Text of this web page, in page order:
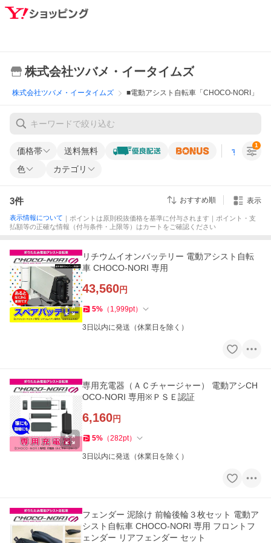
株式会社ツバメ・イータイムズ
株式会社ツバメ・イータイムズ ■電動アシスト自転車「CHOCO-NORI」
価格帯 送料無料 すべての条
色 カテゴリ
1
3件 おすすめ順 表示
表示情報について ｜ポイントは原則税抜価格を基準に付与されます｜ポイント・支
払額等の正確な情報（付与条件・上限等）はカートをご確認ください
リチウムイオンバッテリー 電動アシスト自転
車 CHOCO-NORI 専用
43,560円
5% （ 1,999pt）
3日以内に発送（休業日を除く）
専用充電器（ＡＣチャージャー） 電動アシCH
OCO-NORI 専用※ＰＳＥ認証
6,160円
5% （282pt）
3日以内に発送（休業日を除く）
フェンダー 泥除け 前輪後輪３枚セット 電動ア
シスト自転車 CHOCO-NORI 専用 フロントフ
ェンダー リアフェンダー セット